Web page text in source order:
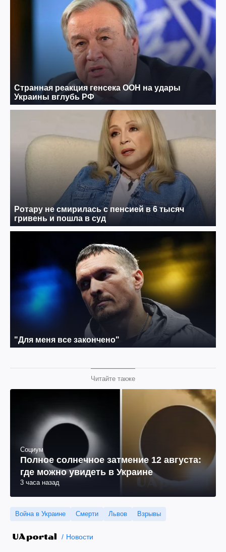
Читайте также
Социум
Полное солнечное затмение 12 августа:
где можно увидеть в Украине
3 часа назад
Война в Украине Смерти Львов Взрывы
Новости